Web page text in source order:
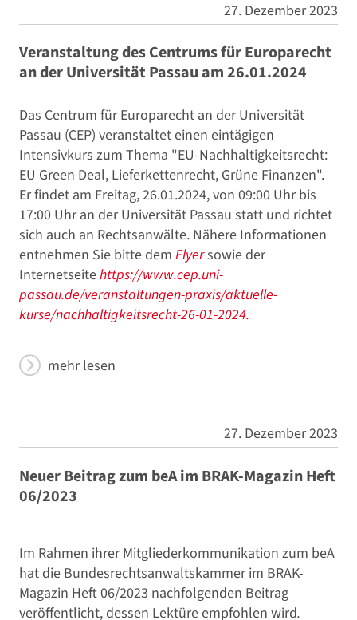
27. Dezember 2023
Veranstaltung des Centrums für Europarecht
an der Universität Passau am 26.01.2024
Das Centrum für Europarecht an der Universität
Passau (CEP) veranstaltet einen eintägigen
Intensivkurs zum Thema "EU-Nachhaltigkeitsrecht:
EU Green Deal, Lieferkettenrecht, Grüne Finanzen".
Er findet am Freitag, 26.01.2024, von 09:00 Uhr bis
17:00 Uhr an der Universität Passau statt und richtet
sich auch an Rechtsanwälte. Nähere Informationen
entnehmen Sie bitte dem Flyersowie der
Internetseitehttps://www.cep.uni-
passau.de/veranstaltungen-praxis/aktuelle-
kurse/nachhaltigkeitsrecht-26-01-2024.
mehr lesen
27. Dezember 2023
Neuer Beitrag zum beA im BRAK-Magazin Heft
06/2023
Im Rahmen ihrer Mitgliederkommunikation zum beA
hat die Bundesrechtsanwaltskammer im BRAK-
Magazin Heft 06/2023 nachfolgenden Beitrag
veröffentlicht, dessen Lektüre empfohlen wird.